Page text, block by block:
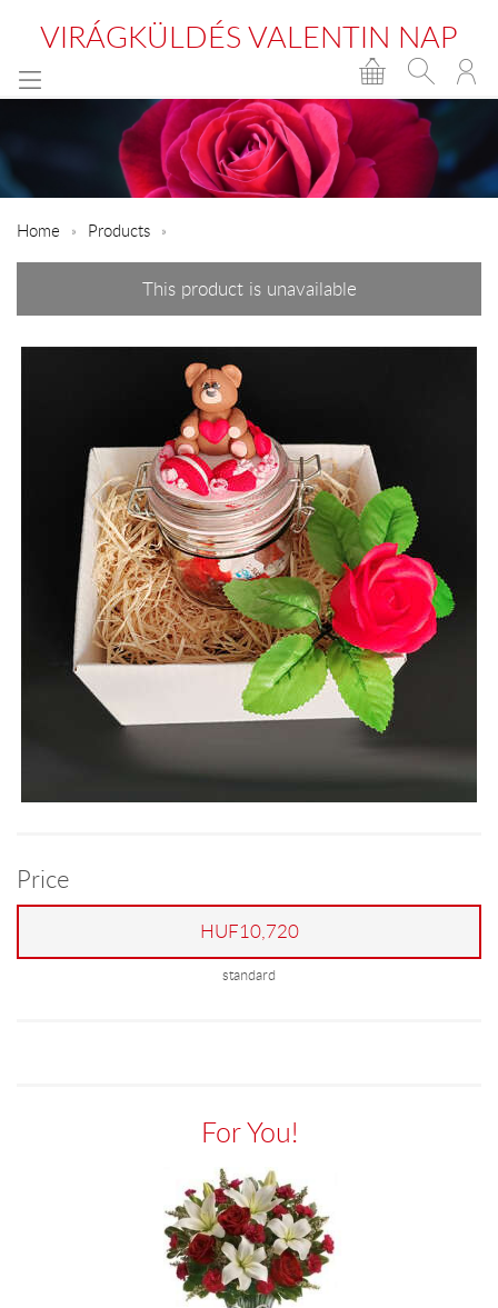
VIRÁGKÜLDÉS VALENTIN NAP
Home Products
This product is unavailable
Price
HUF10,720
standard
For You!